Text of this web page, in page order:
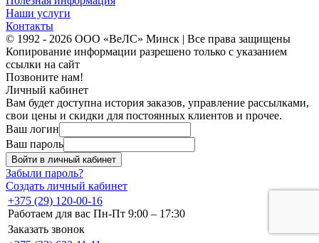
Наши услуги
Контакты
© 1992 - 2026 ООО «ВеЛС» Минск | Все права защищены
Копирование информации разрешено только с указанием
ссылки на сайт
Позвоните нам!
Личный кабинет
Вам будет доступна история заказов, управление рассылками,
свои цены и скидки для постоянных клиентов и прочее.
Ваш логин
Ваш пароль
Войти в личный кабинет
Забыли пароль?
Создать личный кабинет
+375 (29) 120-00-16
Работаем для вас Пн-Пт 9:00 – 17:30
Заказать звонок